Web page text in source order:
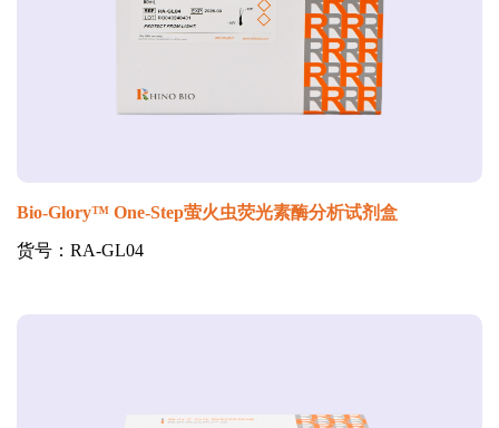
Bio-Glory™ One-Step萤火虫荧光素酶分析试剂盒
货号：RA-GL04